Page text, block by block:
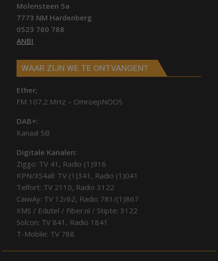
Molensteen 5a
7773 NM Hardenberg
0523 760 788
ANBI
WAAR ZIJN WE TE ONTVANGEN?
Ether;
FM 107.2 MHz – OmroepNOOS
DAB+:
Kanaal 5B
Digitale Kanalen:
Ziggo: TV 41, Radio (1)916
KPN/XS4all: TV (1)341, Radio (1)041
Telfort: TV 2110, Radio 3122
CaiwAy: TV 12/62, Radio 781/(1)867
XMS / Edutel / Fiber.nl / Stipte: 3122
Solcon: TV 841, Radio 1841
T-Mobile: TV 788